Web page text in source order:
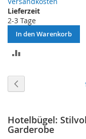
Lieferzeit
2-3 Tage
In den Warenkorb
Hotelbügel:
Garderobe